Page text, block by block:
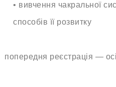
• вивчення чакральної
способів її розвитку
попередня реєстрація —